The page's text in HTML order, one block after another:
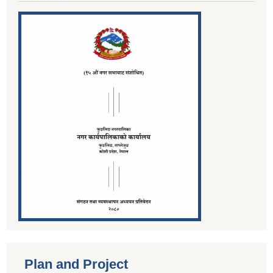
Plan and Project